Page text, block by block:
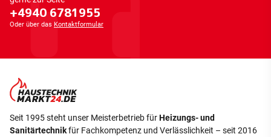
+4940 6781955
Oder über das Kontaktformular
Seit 1995 steht unser Meisterbetrieb fürHeizungs- und
Sanitärtechnikfür Fachkompetenz und Verlässlichkeit – seit 2016